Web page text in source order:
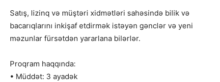
Satış, lizinq və müştəri xidmətləri sahəsində bilik və
bacarıqlarını inkişaf etdirmək istəyən gənclər və yeni
məzunlar fürsətdən yararlana bilərlər.
Proqram haqqında:
• Müddət: 3 ayadək